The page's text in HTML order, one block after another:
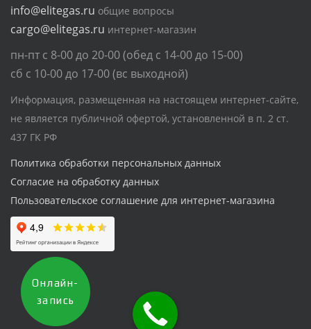
info@elitegas.ru общие вопросы
cargo@elitegas.ru интернет-магазин
пн-пт с 8-00 до 20-00 (обед с 14-00 до 15-00)
сб с 10-00 до 17-00 (вс выходной)
Информация, размещенная на настоящем интернет-сайте,
не является публичной офертой, установленной в п. 2 ст.
437 ГК РФ
Политика обработки персональных данных
Согласие на обработку данных
Пользовательское соглашение для интернет-магазина
Онлайн-
запись